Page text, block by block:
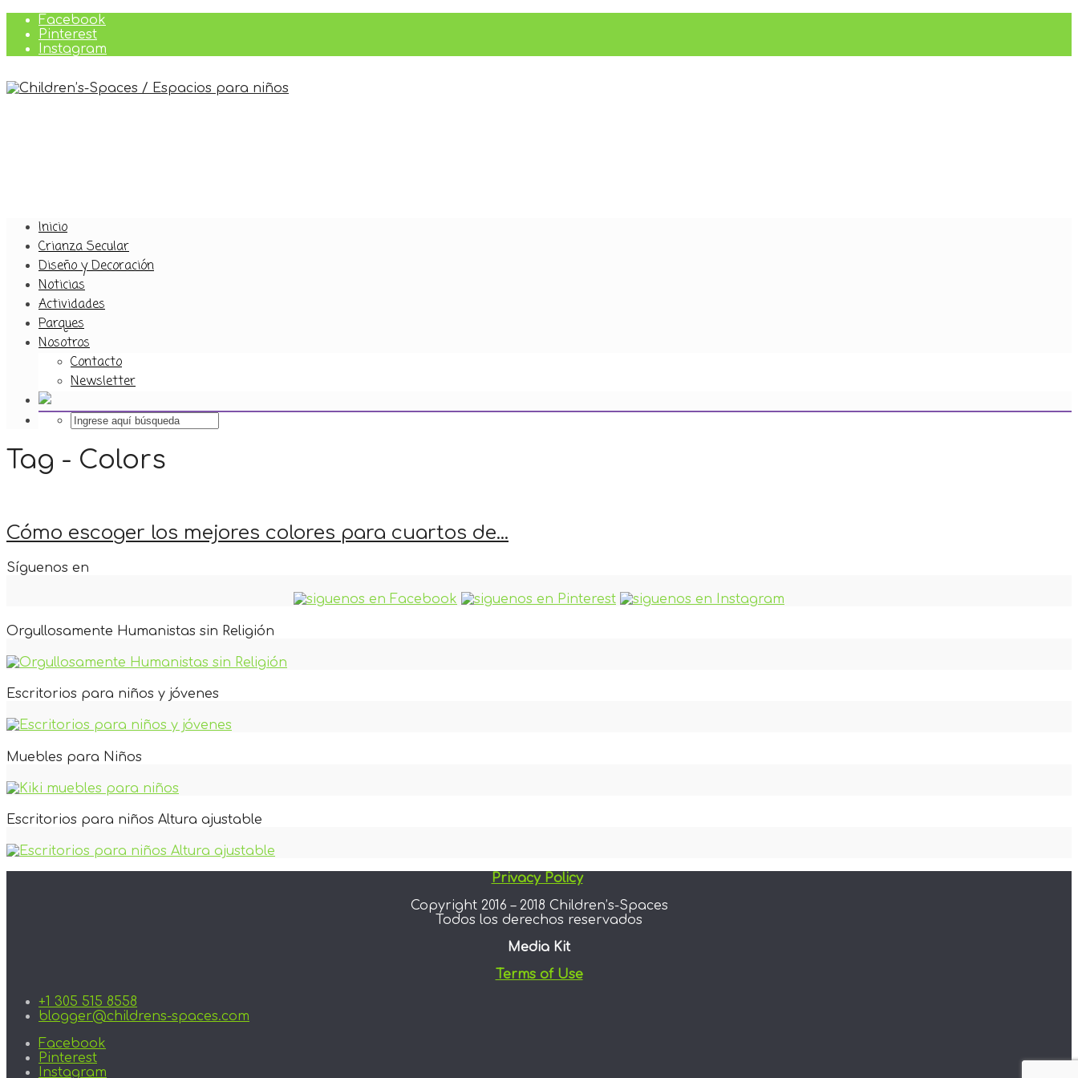
Facebook
Pinterest
Instagram
Inicio
Crianza Secular
Diseño y Decoración
Noticias
Actividades
Parques
Nosotros
Contacto
Newsletter
Tag - Colors
Cómo escoger los mejores colores para cuartos de...
Síguenos en
Orgullosamente Humanistas sin Religión
Escritorios para niños y jóvenes
Muebles para Niños
Escritorios para niños Altura ajustable
Privacy Policy
Copyright 2016 – 2018 Children’s-Spaces
Todos los derechos reservados
Media Kit
Terms of Use
+1 305 515 8558
blogger@childrens-spaces.com
Facebook
Pinterest
Instagram